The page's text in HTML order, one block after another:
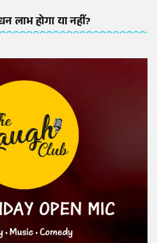
होगा या नहीं?